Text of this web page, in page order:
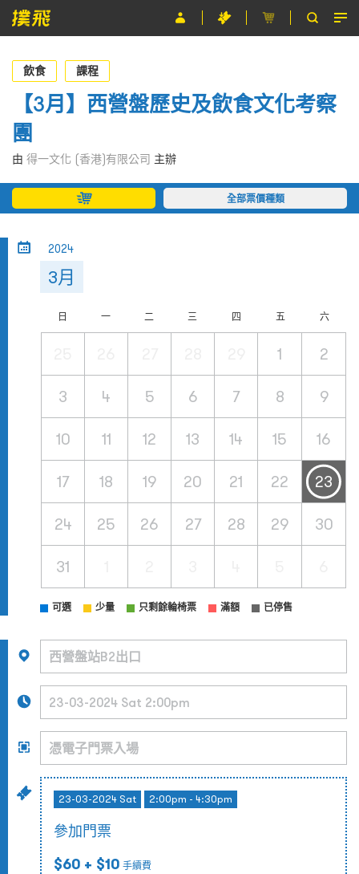
節目
主辦單位
關於撲飛
條款及細則
EN
飲食 課程
【3月】西營盤歷史及飲食文化考察
團
由 得一文化 (香港)有限公司 主辦
全部票價種類
2024
3月
日 一 二 三 四 五 六
1 2
3 4 5 6 7 8 9
10 11 12 13 14 15 16
17 18 19 20 21 22 23
24 25 26 27 28 29 30
31
可選 少量 只剩餘輪椅票 滿額 已停售
23-03-2024 Sat 2:00pm - 4:30pm
參加門票
$60 + $10 手續費